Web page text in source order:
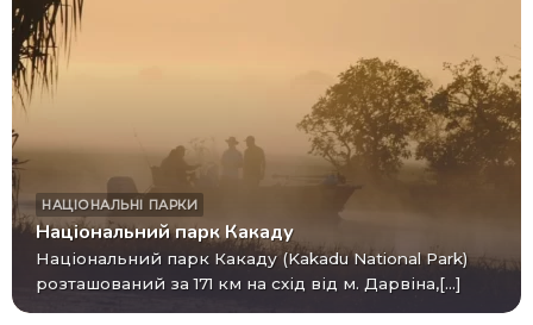
НАЦІОНАЛЬНІ ПАРКИ
Національний парк Какаду
Національний парк Какаду (Kakadu National Park)
розташований за 171 км на схід від м. Дарвіна,[...]